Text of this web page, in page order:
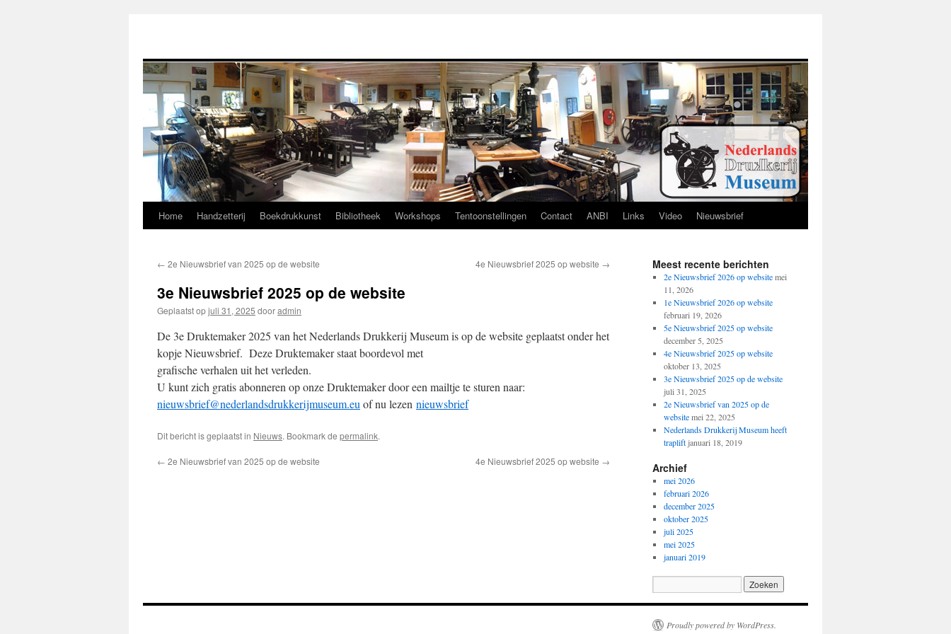
Home Handzetterij Boekdrukkunst Bibliotheek Workshops Tentoonstellingen Contact ANBI Links Video Nieuwsbrief
← 2e Nieuwsbrief van 2025 op de website 4e Nieuwsbrief 2025 op website →
3e Nieuwsbrief 2025 op de website
Geplaatst opjuli 31, 2025 dooradmin
De 3e Druktemaker 2025 van het Nederlands Drukkerij Museum is op de website geplaatst onder het
kopje Nieuwsbrief. Deze Druktemaker staat boordevol met
grafische verhalen uit het verleden.
U kunt zich gratis abonneren op onze Druktemaker door een mailtje te sturen naar:
nieuwsbrief@nederlandsdrukkerijmuseum.eu of nu lezen nieuwsbrief
Dit bericht is geplaatst in Nieuws. Bookmark de permalink.
← 2e Nieuwsbrief van 2025 op de website 4e Nieuwsbrief 2025 op website →
Meest recente berichten
2e Nieuwsbrief 2026 op website mei
11, 2026
1e Nieuwsbrief 2026 op website
februari 19, 2026
5e Nieuwsbrief 2025 op website
december 5, 2025
4e Nieuwsbrief 2025 op website
oktober 13, 2025
3e Nieuwsbrief 2025 op de website
juli 31, 2025
2e Nieuwsbrief van 2025 op de
website mei 22, 2025
Nederlands Drukkerij Museum heeft
traplift januari 18, 2019
Archief
mei 2026
februari 2026
december 2025
oktober 2025
juli 2025
mei 2025
januari 2019
Proudly powered by WordPress.